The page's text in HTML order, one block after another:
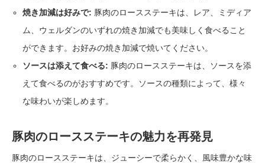
焼き加減は好みで: 豚肉のロースステーキは、レア、ミディア
ム、ウェルダンのいずれの焼き加減でも美味しく食べること
ができます。お好みの焼き加減で焼いてください。
ソースは添えて食べる: 豚肉のロースステーキは、ソースを添
えて食べるのがおすすめです。ソースの種類によって、様々
な味わいが楽しめます。
豚肉のロースステーキの魅力を再発見
豚肉のロースステーキは、ジューシーで柔らかく、風味豊かな味